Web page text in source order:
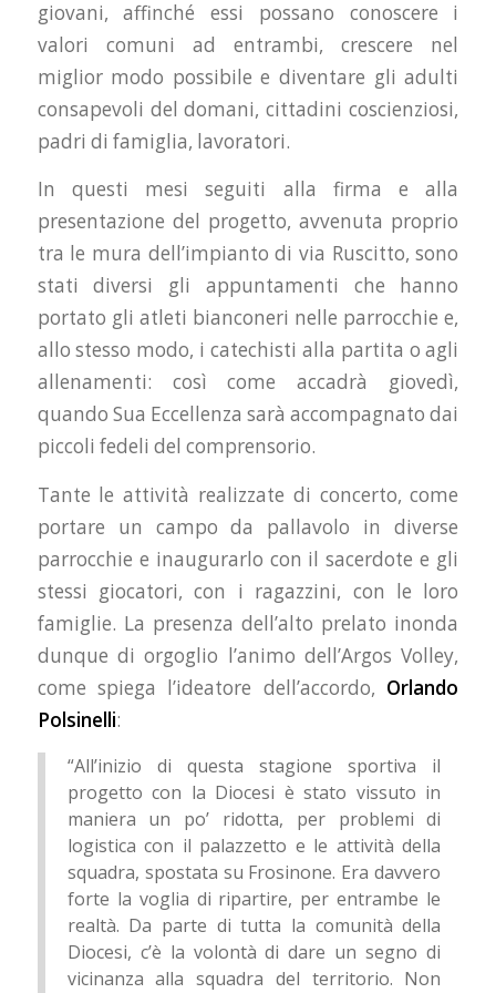
giovani, affinché essi possano conoscere i
valori comuni ad entrambi, crescere nel
miglior modo possibile e diventare gli adulti
consapevoli del domani, cittadini coscienziosi,
padri di famiglia, lavoratori.
In questi mesi seguiti alla firma e alla
presentazione del progetto, avvenuta proprio
tra le mura dell’impianto di via Ruscitto, sono
stati diversi gli appuntamenti che hanno
portato gli atleti bianconeri nelle parrocchie e,
allo stesso modo, i catechisti alla partita o agli
allenamenti: così come accadrà giovedì,
quando Sua Eccellenza sarà accompagnato dai
piccoli fedeli del comprensorio.
Tante le attività realizzate di concerto, come
portare un campo da pallavolo in diverse
parrocchie e inaugurarlo con il sacerdote e gli
stessi giocatori, con i ragazzini, con le loro
famiglie. La presenza dell’alto prelato inonda
dunque di orgoglio l’animo dell’Argos Volley,
come spiega l’ideatore dell’accordo, Orlando
Polsinelli:
“All’inizio di questa stagione sportiva il
progetto con la Diocesi è stato vissuto in
maniera un po’ ridotta, per problemi di
logistica con il palazzetto e le attività della
squadra, spostata su Frosinone. Era davvero
forte la voglia di ripartire, per entrambe le
realtà. Da parte di tutta la comunità della
Diocesi, c’è la volontà di dare un segno di
vicinanza alla squadra del territorio. Non